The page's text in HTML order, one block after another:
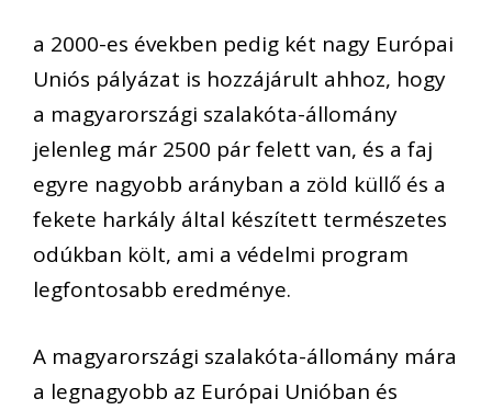
a 2000-es években pedig két nagy Európai
Uniós pályázat is hozzájárult ahhoz, hogy
a magyarországi szalakóta-állomány
jelenleg már 2500 pár felett van, és a faj
egyre nagyobb arányban a zöld küllő és a
fekete harkály által készített természetes
odúkban költ, ami a védelmi program
legfontosabb eredménye.
A magyarországi szalakóta-állomány mára
a legnagyobb az Európai Unióban és